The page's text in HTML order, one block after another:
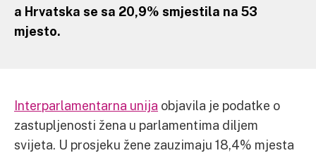
a Hrvatska se sa 20,9% smjestila na 53
mjesto.
Interparlamentarna unija objavila je podatke o
zastupljenosti žena u parlamentima diljem
svijeta. U prosjeku žene zauzimaju 18,4% mjesta